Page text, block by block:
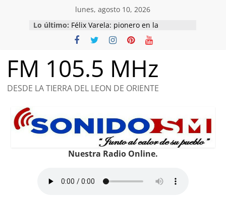
contenido
lunes, agosto 10, 2026
Lo último: Félix Varela: pionero en la
educación y el patriotismo.
Nuestro Martí, el más universal.
honor a combatientes caídos y de
compromiso con la Patria.
Raúl, un hombre de la cultura y las
FM 105.5 MHz
DESDE LA TIERRA DEL LEON DE ORIENTE
Nuestra Radio Online.